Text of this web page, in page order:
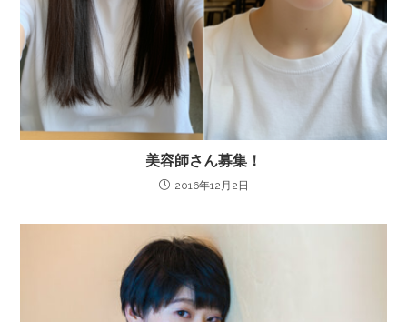
美容師さん募集！
2016年12月2日